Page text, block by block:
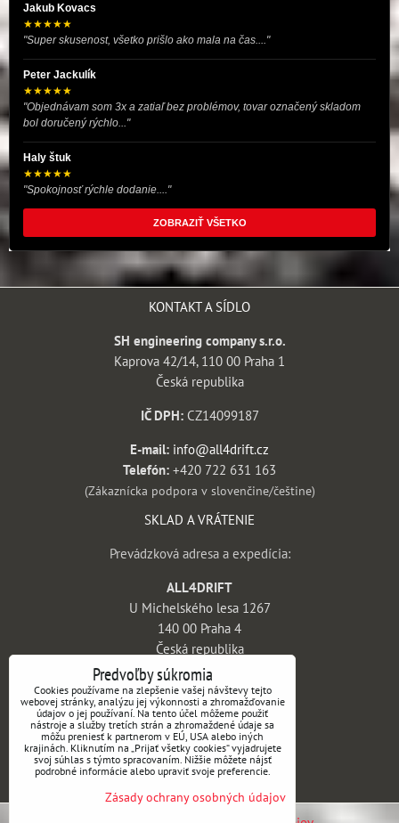
Jakub Kovacs
★★★★★
"Super skusenost, všetko prišlo ako mala na čas...."
Peter Jackulík
★★★★★
"Objednávam som 3x a zatiaľ bez problémov, tovar označený skladom
bol doručený rýchlo..."
Haly štuk
★★★★★
"Spokojnosť rýchle dodanie...."
ZOBRAZIŤ VŠETKO
KONTAKT A SÍDLO
SH engineering company s.r.o.
Kaprova 42/14, 110 00 Praha 1
Česká republika
IČ DPH:CZ14099187
E-mail: info@all4drift.cz
Telefón: +420 722 631 163
(Zákaznícka podpora v slovenčine/češtine)
SKLAD A VRÁTENIE
Prevádzková adresa a expedícia:
ALL4DRIFT
U Michelského lesa 1267
140 00 Praha 4
Česká republika
INFORMÁCIE
Obchodné podmienky
Vrátenie tovaru a reklamácie
Doprava a platba
Kontakt
Predvoľby súkromia
Cookies používame na zlepšenie vašej návštevy tejto
webovej stránky, analýzu jej výkonnosti a zhromažďovanie
údajov o jej používaní. Na tento účel môžeme použiť
nástroje a služby tretích strán a zhromaždené údaje sa
môžu preniesť k partnerom v EÚ, USA alebo iných
krajinách. Kliknutím na „Prijať všetky cookies“ vyjadrujete
svoj súhlas s týmto spracovaním. Nižšie môžete nájsť
podrobné informácie alebo upraviť svoje preferencie.
Zásady ochrany osobných údajov